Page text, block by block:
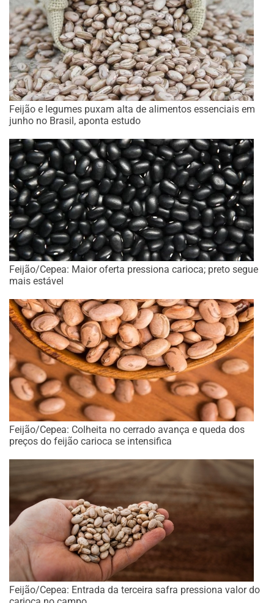
Feijão e legumes puxam alta de alimentos essenciais em
junho no Brasil, aponta estudo
Feijão/Cepea: Maior oferta pressiona carioca; preto segue
mais estável
Feijão/Cepea: Colheita no cerrado avança e queda dos
preços do feijão carioca se intensifica
Feijão/Cepea: Entrada da terceira safra pressiona valor do